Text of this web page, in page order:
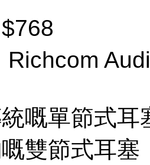
Richcom
嘅單節式
雙節式耳塞